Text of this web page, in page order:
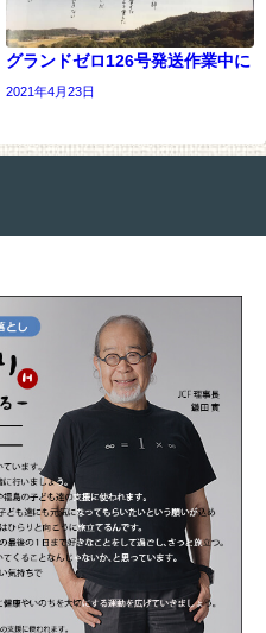
グランドゼロ126号発送作業中に
2021年4月23日